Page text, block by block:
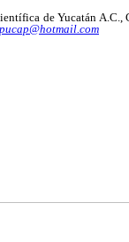
de Yucatán A.C.,